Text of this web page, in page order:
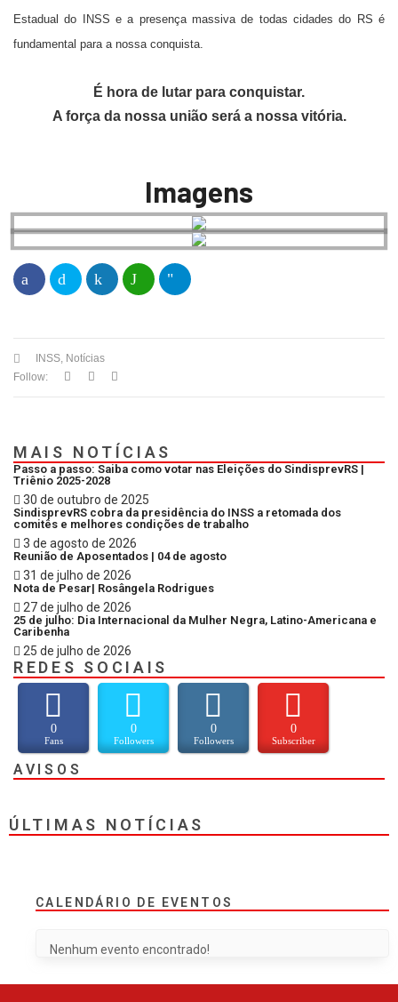
Estadual do INSS e a presença massiva de todas cidades do RS é
fundamental para a nossa conquista.
É hora de lutar para conquistar.
A força da nossa união será a nossa vitória.
Imagens
INSS, Notícias
Follow:
MAIS NOTÍCIAS
Passo a passo: Saiba como votar nas Eleições do SindisprevRS |
Triênio 2025-2028
30 de outubro de 2025
SindisprevRS cobra da presidência do INSS a retomada dos
comitês e melhores condições de trabalho
3 de agosto de 2026
Reunião de Aposentados | 04 de agosto
31 de julho de 2026
Nota de Pesar| Rosângela Rodrigues
27 de julho de 2026
25 de julho: Dia Internacional da Mulher Negra, Latino-Americana e
Caribenha
25 de julho de 2026
REDES SOCIAIS
0
Fans
0
Followers
0
Followers
0
Subscriber
AVISOS
ÚLTIMAS NOTÍCIAS
CALENDÁRIO DE EVENTOS
Nenhum evento encontrado!